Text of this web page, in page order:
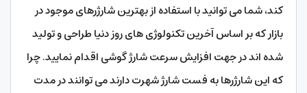
کند، شما می توانید با استفاده از بهترین شارژرهای موجود در
بازار که بر اساس آخرین تکنولوژی های روز دنیا طراحی و تولید
شده اند در جهت افزایش سرعت شارژ گوشی اقدام نمایید. چرا
که این شارژرها به فست شارژ شهرت دارند می توانند در مدت